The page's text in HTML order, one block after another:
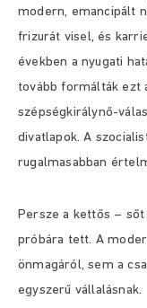
modern, emancipált
frizurát visel, és
években a nyugati
tovább formálták ezt
szépségkirálynő-
divatlapok. A
rugalmasabban
Persze a kettős –
próbára tett. A
önmagáról, sem a
egyszerű vállalásnak.